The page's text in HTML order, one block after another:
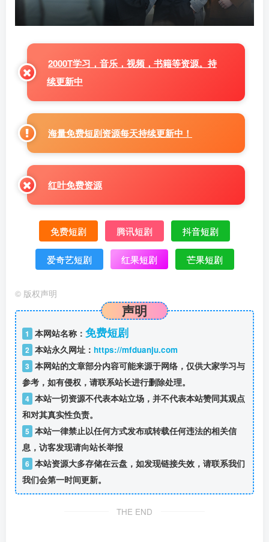
2000T学习，音乐，视频，书籍等资源。持
续更新中
海量免费短剧资源每天持续更新中！
红叶免费资源
免费短剧 腾讯短剧 抖音短剧
爱奇艺短剧 红果短剧 芒果短剧
© 版权声明
声明
1 本网站名称： 免费短剧
2 本站永久网址： https://mfduanju.com
3 本网站的文章部分内容可能来源于网络，仅供大家学习与
参考，如有侵权，请联系站长进行删除处理。
4 本站一切资源不代表本站立场，并不代表本站赞同其观点
和对其真实性负责。
5 本站一律禁止以任何方式发布或转载任何违法的相关信
息，访客发现请向站长举报
6 本站资源大多存储在云盘，如发现链接失效，请联系我们
我们会第一时间更新。
THE END